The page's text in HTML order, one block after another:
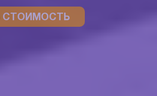
СТОИМОСТЬ